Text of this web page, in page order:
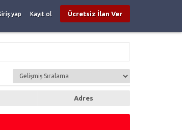
yap Kayıt ol Ücretsiz İlan Ver
Adres